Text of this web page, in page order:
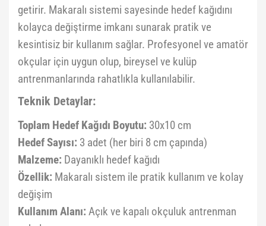
getirir. Makaralı sistemi sayesinde hedef kağıdını
kolayca değiştirme imkanı sunarak pratik ve
kesintisiz bir kullanım sağlar. Profesyonel ve amatör
okçular için uygun olup, bireysel ve kulüp
antrenmanlarında rahatlıkla kullanılabilir.
Teknik Detaylar:
Toplam Hedef Kağıdı Boyutu: 30x10 cm
Hedef Sayısı: 3 adet (her biri 8 cm çapında)
Malzeme: Dayanıklı hedef kağıdı
Özellik: Makaralı sistem ile pratik kullanım ve kolay
değişim
Kullanım Alanı: Açık ve kapalı okçuluk antrenman